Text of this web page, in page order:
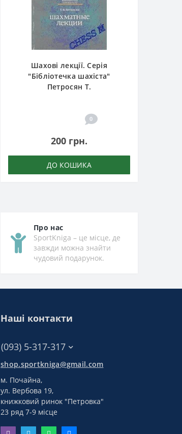
Шахові лекції. Серія
"Бібліотечка шахіста"
Петросян Т.
0
200 грн.
ДО КОШИКА
Про нас
SportKniga – це місце, де
завжди можна знайти
чудовий подарунок.
Наші контакти
(093) 5-317-317
shop.sportkniga@gmail.com
м. Почайна,
ул. Вербова 19,
книжковий ринок "Петровка"
23 ряд 7-9 місце